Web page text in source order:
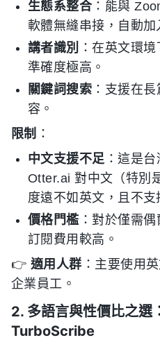
生態系整合：能與
軟體無縫串接，自動加
講者識別
：在英文環
準確度極高。
關鍵詞搜索 ：支援在
容。
限制 ：
中文支援不足：這是台
Otter.ai 對中文（特別
度遠不如英文，且不支
價格門檻 ：對於僅需
訂閱費用較高。
👉 適用人群 ：主要使用
企業員工。
2. 多語言與性價比之選
TurboScribe